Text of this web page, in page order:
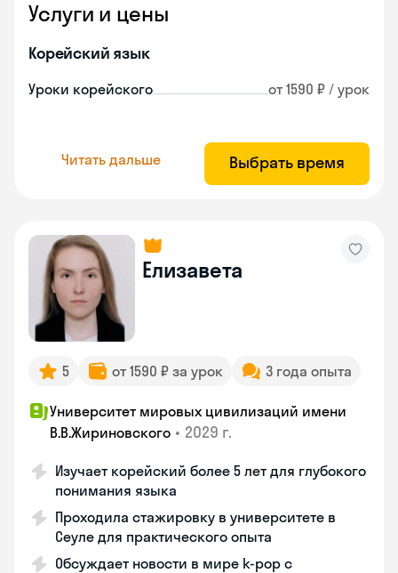
Услуги и цены
Корейский язык
Уроки корейского от 1590 ₽ / урок
Читать дальше Выбрать время
Елизавета
5 от 1590 ₽ за урок 3 года опыта
Университет мировых цивилизаций имени
В.В.Жириновского • 2029 г.
Изучает корейский более 5 лет для глубокого
понимания языка
Проходила стажировку в университете в
Сеуле для практического опыта
Обсуждает новости в мире k-pop с